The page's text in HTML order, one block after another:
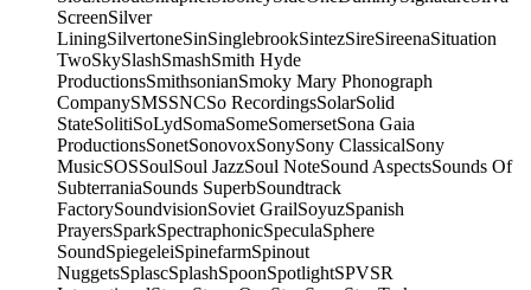
ScreenSilver
LiningSilvertoneSinSinglebrookSintezSireSireenaSituation
TwoSkySlashSmashSmith Hyde
ProductionsSmithsonianSmoky Mary Phonograph
CompanySMSSNCSo RecordingsSolarSolid
StateSolitiSoLydSomaSomeSomersetSona Gaia
ProductionsSonetSonovoxSonySony ClassicalSony
MusicSOSSoulSoul JazzSoul NoteSound AspectsSounds Of
SubterraniaSounds SuperbSoundtrack
FactorySoundvisionSoviet GrailSoyuzSpanish
PrayersSparkSpectraphonicSpeculaSphere
SoundSpiegeleiSpinefarmSpinout
NuggetsSplascSplashSpoonSpotlightSPVSR